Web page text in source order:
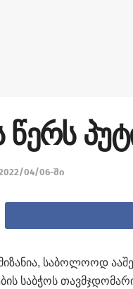
წერს
04/06-ში
საბოლოოდ
საბჭოს